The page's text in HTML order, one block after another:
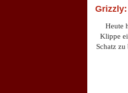
Heute
Klippe
Schatz